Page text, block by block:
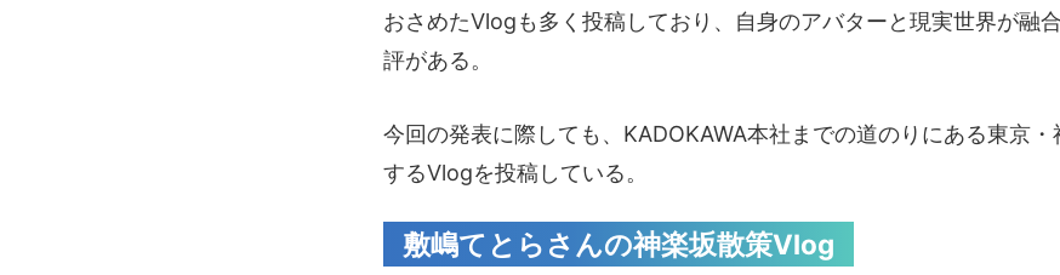
おさめたVlogも多く投稿しており、自身のアバターと現実世界が融
評がある。
今回の発表に際しても、KADOKAWA本社までの道のりにある東京
するVlogを投稿している。
敷嶋てとらさんの神楽坂散策Vlog